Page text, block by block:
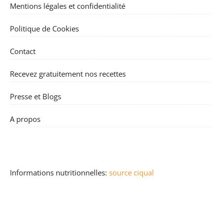
Mentions légales et confidentialité
Politique de Cookies
Contact
Recevez gratuitement nos recettes
Presse et Blogs
A propos
Informations nutritionnelles: source ciqual